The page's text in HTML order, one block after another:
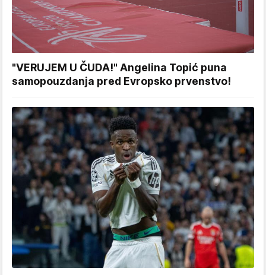
"VERUJEM U ČUDA!" Angelina Topić puna
samopouzdanja pred Evropsko prvenstvo!